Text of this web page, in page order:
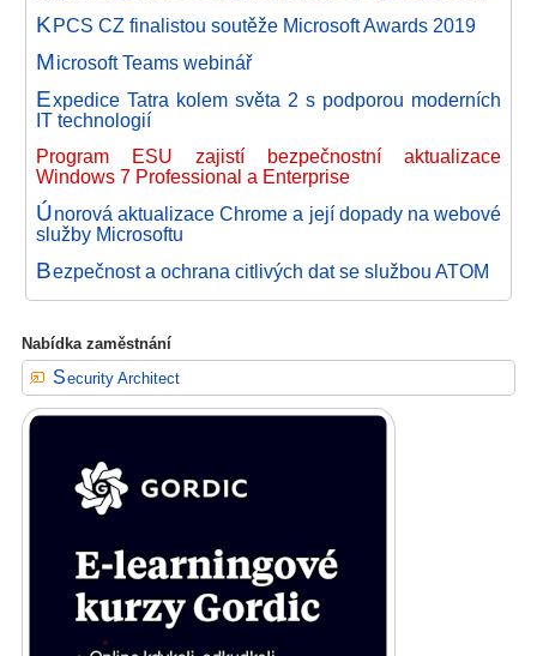
KPCS CZ finalistou soutěže Microsoft Awards 2019
Microsoft Teams webinář
Expedice Tatra kolem světa 2 s podporou moderních
IT technologií
Program ESU zajistí bezpečnostní aktualizace
Windows 7 Professional a Enterprise
Únorová aktualizace Chrome a její dopady na webové
služby Microsoftu
Bezpečnost a ochrana citlivých dat se službou ATOM
Nabídka zaměstnání
Security Architect